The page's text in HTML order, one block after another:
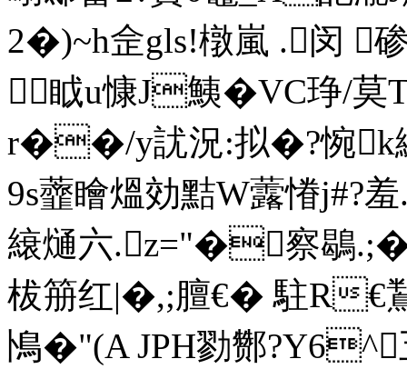
2�)~h佱gls!橔嵐 .闵 
眓u慷J鮧�VC琤/
r��/y訧況:拟�?惋k
9s虀瞺熅効黠W虂慻
縗熥六.z="�察鶡
柭笧红|�,;膻€� 駐R
鳪�"(A JPH勠酂